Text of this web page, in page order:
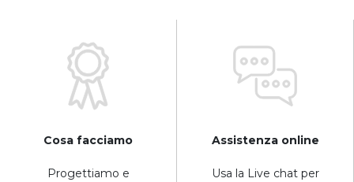
Cosa facciamo
Progettiamo e
Assistenza online
Usa la Live chat per